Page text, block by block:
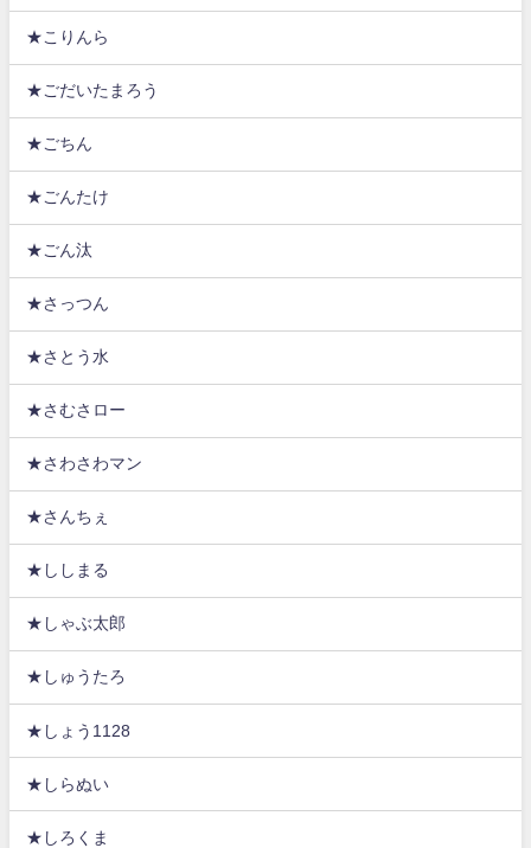
★こりんら
★ごだいたまろう
★ごちん
★ごんたけ
★ごん汰
★さっつん
★さとう水
★さむさロー
★さわさわマン
★さんちぇ
★ししまる
★しゃぶ太郎
★しゅうたろ
★しょう1128
★しらぬい
★しろくま